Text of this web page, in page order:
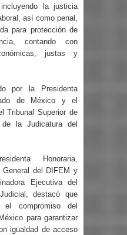
la justicia
así como penal,
para protección de
contando con
justas y
por la Presidenta
de México y el
Tribunal Superior de
la Judicatura del
Honoraria,
General del DIFEM y
Ejecutiva del
destacó que
el compromiso del
para garantizar
igualdad de acceso